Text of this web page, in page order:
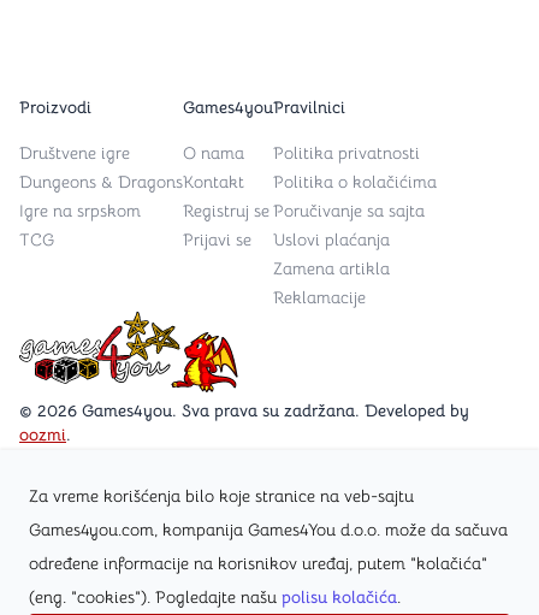
Za vreme korišćenja bilo koje stranice na veb-sajtu
Games4you.com, kompanija Games4You d.o.o. može da sačuva
određene informacije na korisnikov uređaj, putem "kolačića"
(eng. "cookies"). Pogledajte našu polisu kolačića.
Games4you logo
© 2026 Games4you. Sva prava su zadržana. Developed by
oozmi.
Posetite Facebook stranicu /Games4you.rs
Zapratite Instagram profil @games4yours
Proizvodi
Društvene igre
Dungeons & Dragons
Igre na srpskom
TCG
Games4you
O nama
Kontakt
Registruj se
Prijavi se
Pravilnici
Politika privatnosti
Politika o kolačićima
Poručivanje sa sajta
Uslovi plaćanja
Zamena artikla
Reklamacije